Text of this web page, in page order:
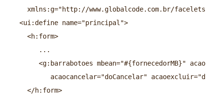
xmlns:g="http://www.globalcode.com.br/facelets">
<ui:define name="principal">
<h:form>
...
<g:barrabotoes mbean="#{fornecedorMB}"
acaocancelar="doCancelar"
</h:form>